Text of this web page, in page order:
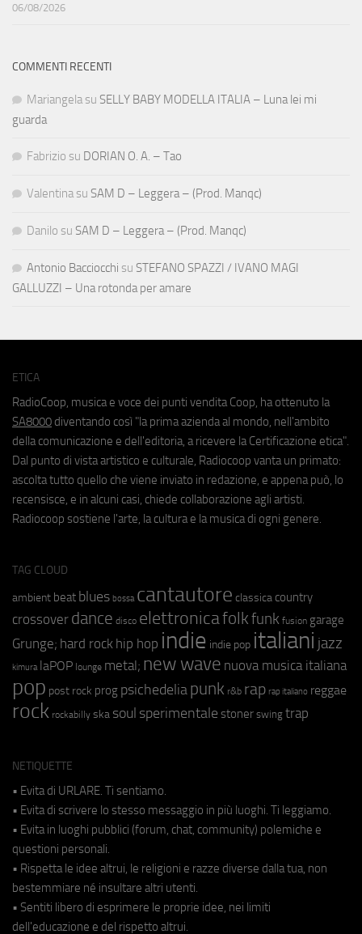
06/08/2026
COMMENTI RECENTI
Mariangela su SELLY BABY MODELLA ITALIA – Luna lei mi
guarda
Fabrizio su DORIAN O. A. – Tao
Valentina su SAM D – Leggera – (Prod. Manqc)
Danilo su SAM D – Leggera – (Prod. Manqc)
Antonio Bacciocchi su STEFANO SPAZZI / IVANO MAGI
GALLUZZI – Una rotonda per amare
ETICA
RadioCoop, musica e voce dei punti vendita Coop, ha ottenuto la
SA8000 diventando così "la prima azienda al mondo, nell'ambito
della comunicazione e dell'editoria, a ricevere la Certificazione etica".
Dal punto di vista artistico e culturale, Radiocoop vanta un primato:
ascolta tutto quello che viene inviato in redazione, e appena può, lo
recensisce, e in alcuni casi, chiede collaborazione agli artisti.
Radiocoop sostiene l'arte, la cultura e la musica di ogni genere.
TAG CLOUD
ambient beat blues bossa cantautore classica country
crossover dance disco elettronicafolkfunk fusion garage
Grunge; hard rock hip hop indie indie pop italiani jazz
kimura laPOP lounge metal; new wave nuova musica italiana
pop post rock prog psichedeliapunk r&b rap rap italiano reggae
rock rockabilly ska soul sperimentale stoner swing trap
NETIQUETTE
• Evita di URLARE. Ti sentiamo.
• Evita di scrivere lo stesso messaggio in più luoghi. Ti leggiamo.
• Evita in luoghi pubblici (forum, chat, community) polemiche e
questioni personali.
• Rispetta le idee altrui, le religioni e razze diverse dalla tua, non
bestemmiare né insultare altri utenti.
• Sentiti libero di esprimere le proprie idee, nei limiti
dell'educazione e del rispetto altrui.